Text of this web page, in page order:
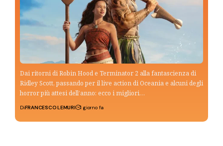
Dai ritorni di Robin Hood e Terminator 2 alla fantascienza di
Ridley Scott, passando per il live action di Oceania e alcuni degli
horror più attesi dell’anno: ecco i migliori…
DiFRANCESCO LEMURI 1 giorno fa